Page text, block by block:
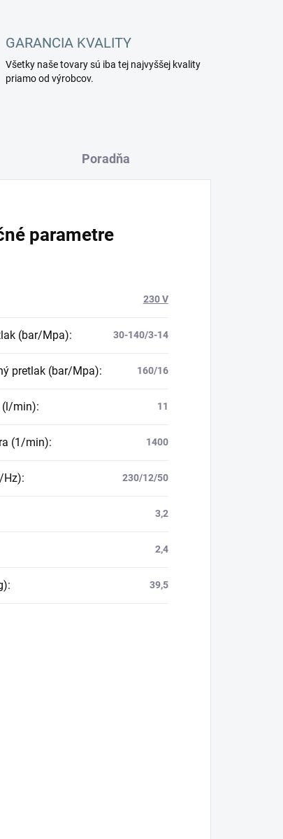
GARANCIA KVALITY
Všetky naše tovary sú iba tej najvyššej kvality
priamo od výrobcov.
Poradňa
parametre
230 V
(bar/Mpa): 30-140/3-14
pretlak (bar/Mpa): 160/16
(l/min): 11
(1/min): 1400
Hz): 230/12/50
3,2
2,4
: 39,5